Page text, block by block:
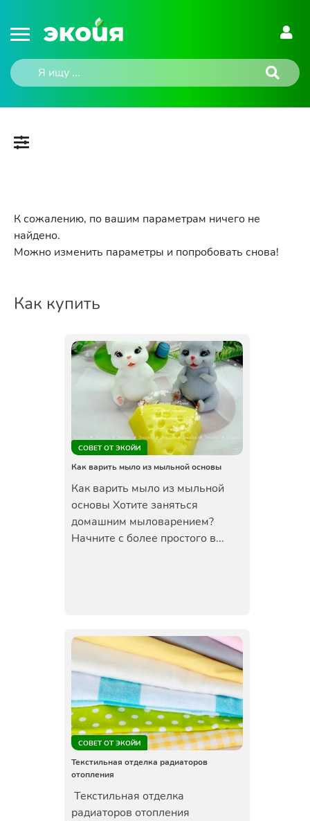
К сожалению, по вашим параметрам ничего не
найдено.
Можно изменить параметры и попробовать снова!
Как купить
СОВЕТ ОТ ЭКОЙИ
Как варить мыло из мыльной основы
Как варить мыло из мыльной
основы Хотите заняться
домашним мыловарением?
Начните с более простого в...
СОВЕТ ОТ ЭКОЙИ
Текстильная отделка радиаторов
отопления
Текстильная отделка
радиаторов отопления